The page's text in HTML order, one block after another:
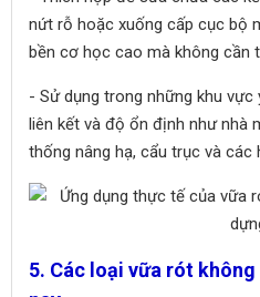
nứt rỗ hoặc xuống cấp cục bộ
bền cơ học cao mà không cần
- Sử dụng trong những khu
liên kết và độ ổn định như nhà
thống nâng hạ, cẩu trục và các
5. Các loại vữa rót